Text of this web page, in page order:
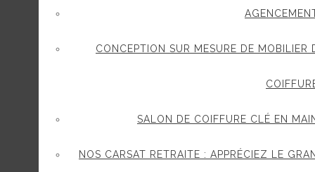
CONCEPTION SUR MESURE DE MOBILIER
SALON DE COIFFURE CLÉ EN
NOS CARSAT RETRAITE : APPRÉCIEZ LE